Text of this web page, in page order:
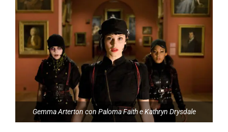
Gemma Arterton con Paloma Faith e Kathryn Drysdale